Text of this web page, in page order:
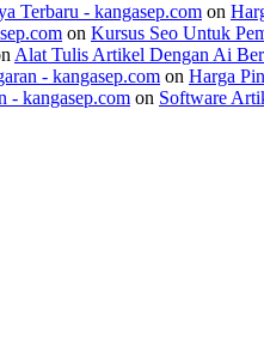
Terbaru - kangasep.com on
on Kursus Seo Untuk
Alat Tulis Artikel Dengan Ai
- kangasep.com on Harga
- kangasep.com on Software